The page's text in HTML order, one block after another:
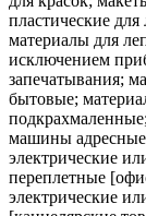
пластические
материалы для
исключением
запечатывания;
бытовые;
машины
электрические
переплетные
электрические